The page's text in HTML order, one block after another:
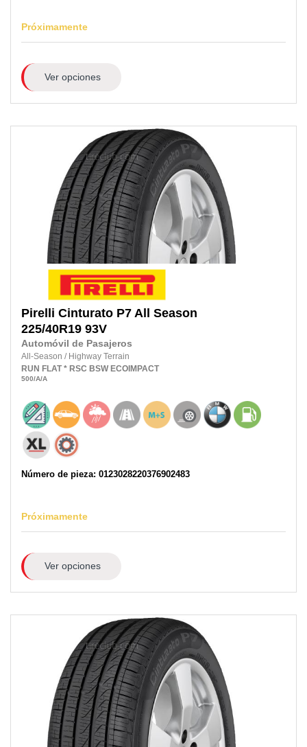
Próximamente
Ver opciones
Pirelli Cinturato P7 All Season
225/40R19 93V
Automóvil de Pasajeros
All-Season / Highway Terrain
RUN FLAT * RSC BSW ECOIMPACT
500/A/A
Número de pieza: 0123028220376902483
Próximamente
Ver opciones